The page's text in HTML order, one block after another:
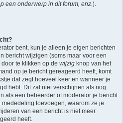
een onderwerp in dit forum, enz.).
bent, kun je alleen je eigen berichten
bericht wijzigen (soms maar voor een
te klikken op de wijzig knop van het
op je bericht gereageerd heeft, komt
dat zegt hoeveel keer en wanneer je
hebt. Dit zal niet verschijnen als nog
als een beheerder of moderator je bericht
toevoegen, waarom ze je
van een bericht is niet meer
heeft.